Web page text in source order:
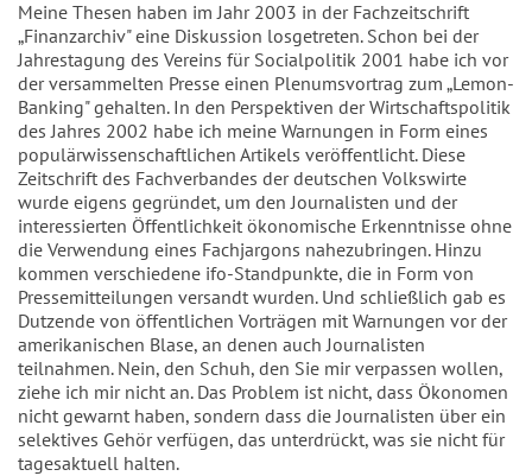
Meine Thesen haben im Jahr 2003 in der Fachzeitschrift
„Finanzarchiv" eine Diskussion losgetreten. Schon bei der
Jahrestagung des Vereins für Socialpolitik 2001 habe ich vor
der versammelten Presse einen Plenumsvortrag zum „Lemon-
Banking" gehalten. In den Perspektiven der Wirtschaftspolitik
des Jahres 2002 habe ich meine Warnungen in Form eines
populärwissenschaftlichen Artikels veröffentlicht. Diese
Zeitschrift des Fachverbandes der deutschen Volkswirte
wurde eigens gegründet, um den Journalisten und der
interessierten Öffentlichkeit ökonomische Erkenntnisse ohne
die Verwendung eines Fachjargons nahezubringen. Hinzu
kommen verschiedene ifo-Standpunkte, die in Form von
Pressemitteilungen versandt wurden. Und schließlich gab es
Dutzende von öffentlichen Vorträgen mit Warnungen vor der
amerikanischen Blase, an denen auch Journalisten
teilnahmen. Nein, den Schuh, den Sie mir verpassen wollen,
ziehe ich mir nicht an. Das Problem ist nicht, dass Ökonomen
nicht gewarnt haben, sondern dass die Journalisten über ein
selektives Gehör verfügen, das unterdrückt, was sie nicht für
tagesaktuell halten.